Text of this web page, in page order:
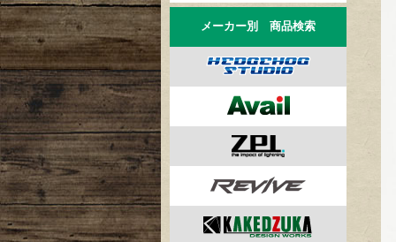
メーカー別 商品検索